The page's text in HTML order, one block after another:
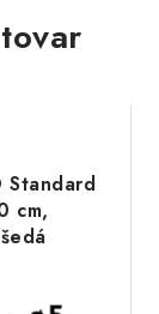
Standard
cm,